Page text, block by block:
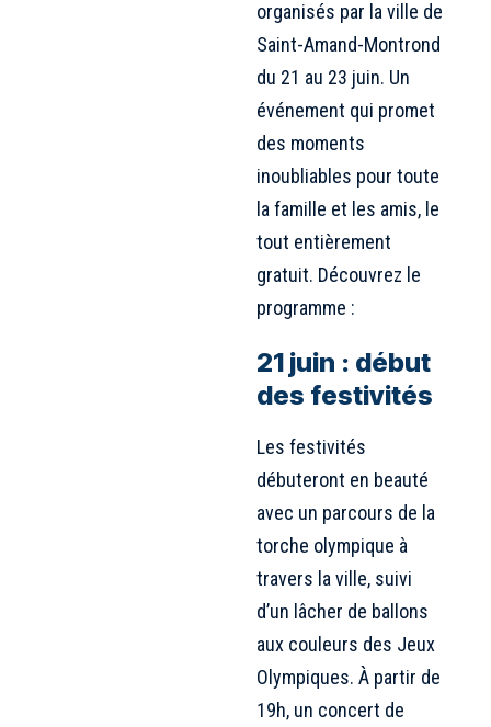
organisés par la ville de
Saint-Amand-Montrond
du 21 au 23 juin. Un
événement qui promet
des moments
inoubliables pour toute
la famille et les amis, le
tout entièrement
gratuit. Découvrez le
programme :
21 juin : début
des festivités
Les festivités
débuteront en beauté
avec un parcours de la
torche olympique à
travers la ville, suivi
d’un lâcher de ballons
aux couleurs des Jeux
Olympiques. À partir de
19h, un concert de